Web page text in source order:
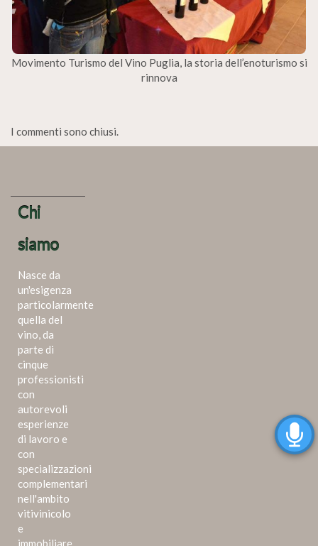
Movimento Turismo del Vino Puglia, la storia dell’enoturismo si
rinnova
I commenti sono chiusi.
Chi
siamo
Nasce da
un'esigenza
particolarmente
quella del
vino, da
parte di
cinque
professionisti
con
autorevoli
esperienze
di lavoro e
con
specializzazioni
complementari
nell'ambito
vitivinicolo
e
immobiliare